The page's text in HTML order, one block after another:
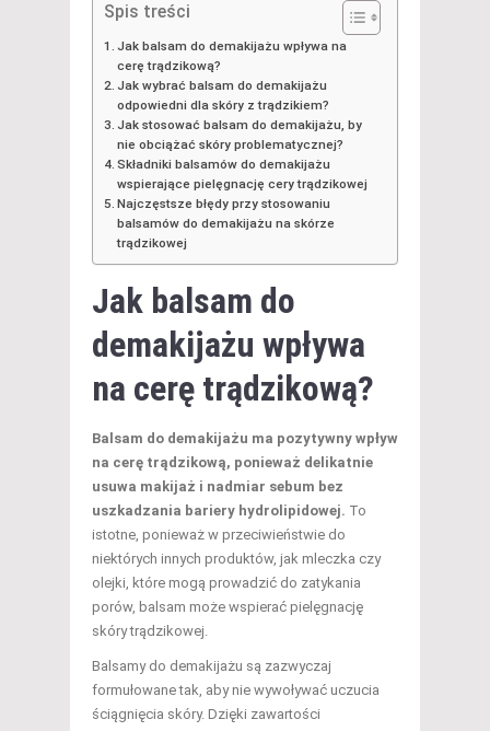
Spis treści
Jak balsam do demakijażu wpływa na
cerę trądzikową?
Jak wybrać balsam do demakijażu
odpowiedni dla skóry z trądzikiem?
Jak stosować balsam do demakijażu, by
nie obciążać skóry problematycznej?
Składniki balsamów do demakijażu
wspierające pielęgnację cery trądzikowej
Najczęstsze błędy przy stosowaniu
balsamów do demakijażu na skórze
trądzikowej
Jak balsam do
demakijażu wpływa
na cerę trądzikową?
Balsam do demakijażu ma pozytywny wpływ
na cerę trądzikową, ponieważ delikatnie
usuwa makijaż i nadmiar sebum bez
uszkadzania bariery hydrolipidowej. To
istotne, ponieważ w przeciwieństwie do
niektórych innych produktów, jak mleczka czy
olejki, które mogą prowadzić do zatykania
porów, balsam może wspierać pielęgnację
skóry trądzikowej.
Balsamy do demakijażu są zazwyczaj
formułowane tak, aby nie wywoływać uczucia
ściągnięcia skóry. Dzięki zawartości